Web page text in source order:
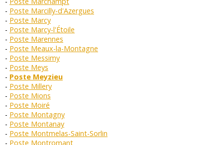
Poste Marcilly-d'Azergues
Poste Marcy
Poste Marcy-l'Étoile
Poste Marennes
Poste Meaux-la-Montagne
Poste Messimy
Poste Meys
Poste Meyzieu
Poste Millery
Poste Mions
Poste Moiré
Poste Montagny
Poste Montanay
Poste Montmelas-Saint-Sorlin
Poste Montromant